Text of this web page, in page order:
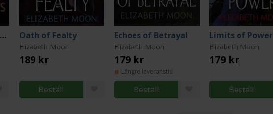
Sheepfarmer's Daughter Oath of Fealty
Elizabeth Moon
189 kr
Beställ
Echoes of Betrayal
Elizabeth Moon
179 kr
Längre leveranstid
Beställ
Limits of Power
Elizabeth Moon
179 kr
Beställ